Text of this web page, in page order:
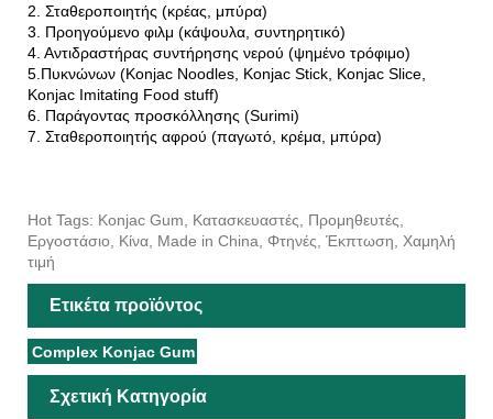
2. Σταθεροποιητής (κρέας, μπύρα)
3. Προηγούμενο φιλμ (κάψουλα, συντηρητικό)
4. Αντιδραστήρας συντήρησης νερού (ψημένο τρόφιμο)
5.Πυκνώνων (Konjac Noodles, Konjac Stick, Konjac Slice,
Konjac Imitating Food stuff)
6. Παράγοντας προσκόλλησης (Surimi)
7. Σταθεροποιητής αφρού (παγωτό, κρέμα, μπύρα)
Hot Tags: Konjac Gum, Κατασκευαστές, Προμηθευτές,
Εργοστάσιο, Κίνα, Made in China, Φτηνές, Έκπτωση, Χαμηλή
τιμή
Ετικέτα προϊόντος
Complex Konjac Gum
Σχετική Κατηγορία